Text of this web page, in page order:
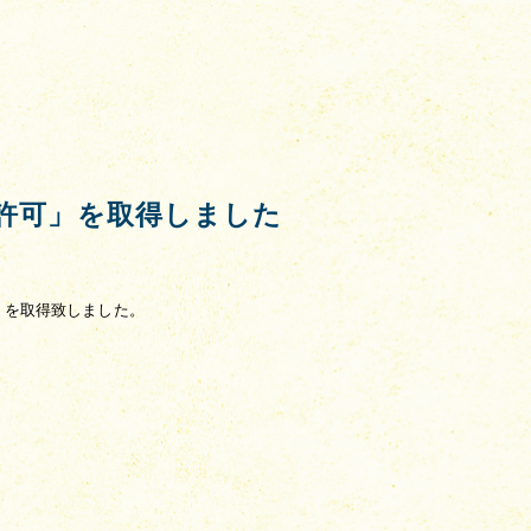
可」を取得しました
取得致しました。